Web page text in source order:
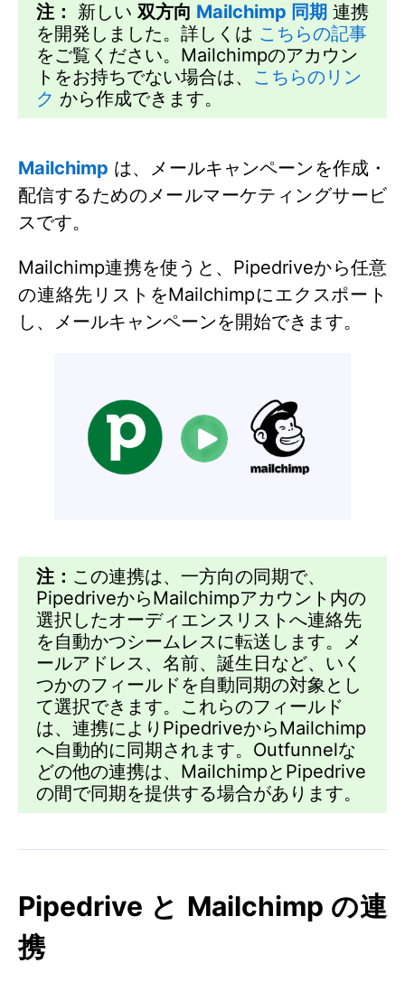
注： 新しい 双方向 Mailchimp 同期 連携
を開発しました。詳しくは こちらの記事
をご覧ください。Mailchimpのアカウン
トをお持ちでない場合は、 こちらのリン
ク から作成できます。
Mailchimp は、メールキャンペーンを作成・
配信するためのメールマーケティングサービ
スです。
Mailchimp連携を使うと、Pipedriveから任意
の連絡先リストをMailchimpにエクスポート
し、メールキャンペーンを開始できます。
注： この連携は、一方向の同期で、
PipedriveからMailchimpアカウント内の
選択したオーディエンスリストへ連絡先
を自動かつシームレスに転送します。メ
ールアドレス、名前、誕生日など、いく
つかのフィールドを自動同期の対象とし
て選択できます。これらのフィールド
は、連携によりPipedriveからMailchimp
へ自動的に同期されます。Outfunnelな
どの他の連携は、MailchimpとPipedrive
の間で同期を提供する場合があります。
Pipedrive と Mailchimp の連
携